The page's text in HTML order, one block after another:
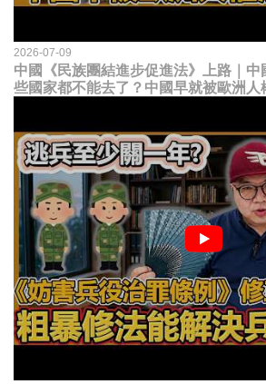
2026-07-09
中國《民族團結進步促進法》上路｜中
些國家都不能去了？中國早就被歐洲人